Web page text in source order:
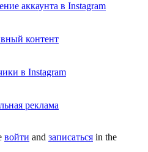
аккаунта в Instagram
контент
в Instagram
реклама
войти and записаться in the